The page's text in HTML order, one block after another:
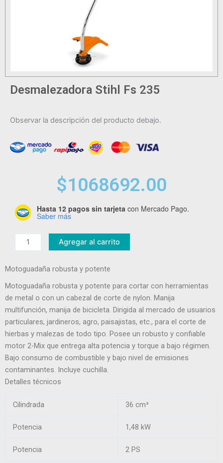
Desmalezadora Stihl Fs 235
Observar la descripción del producto debajo.
$1068692.00
Hasta 12 pagos sin tarjeta con Mercado Pago.
Saber más
Desmalezadora
Stihl
Fs
Agregar al carrito
Motoguadaña robusta y potente
Motoguadaña robusta y potente para cortar con herramientas
de metal o con un cabezal de corte de nylon. Manija
multifunción, manija de bicicleta. Dirigida al mercado de usuarios
particulares, jardineros, agro, paisajistas, etc., para el corte de
hierbas y malezas de todo tipo. Posee un robusto y confiable
motor 2-Mix que entrega alta potencia y torque a bajo régimen.
Bajo consumo de combustible y bajo nivel de emisiones
contaminantes. Incluye cuchilla.
Detalles técnicos
Cilindrada 36 cm³
Potencia 1,48 kW
Potencia 2 PS